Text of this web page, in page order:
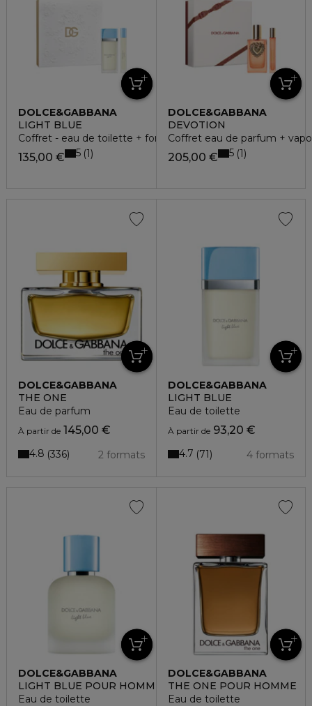
DOLCE&GABBANA
LIGHT BLUE
Coffret - eau de toilette + format voyage
135,00 € 5 1
DOLCE&GABBANA
DEVOTION
Coffret eau de parfum +
205,00 € 5 1
DOLCE&GABBANA
THE ONE
Eau de parfum
À partir de 145,00 €
2 formats
4.8 336
DOLCE&GABBANA
LIGHT BLUE
Eau de toilette
À partir de93,20 €
4 formats
4.7 71
DOLCE&GABBANA
LIGHT BLUE POUR HOMME
Eau de toilette
DOLCE&GABBANA
THE ONE POUR HOMME
Eau de toilette